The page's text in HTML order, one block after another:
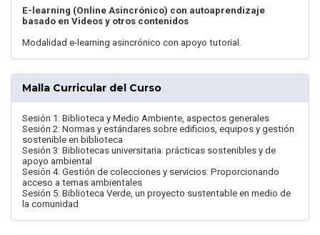
E-learning (Online Asincrónico) con autoaprendizaje
basado en Videos y otros contenidos
Modalidad e-learning asincrónico con apoyo tutorial.
Malla Curricular del Curso
Sesión 1: Biblioteca y Medio Ambiente, aspectos generales
Sesión 2: Normas y estándares sobre edificios, equipos y gestión
sostenible en biblioteca
Sesión 3: Bibliotecas universitaria: prácticas sostenibles y de
apoyo ambiental
Sesión 4: Gestión de colecciones y servicios: Proporcionando
acceso a temas ambientales
Sesión 5: Biblioteca Verde, un proyecto sustentable en medio de
la comunidad